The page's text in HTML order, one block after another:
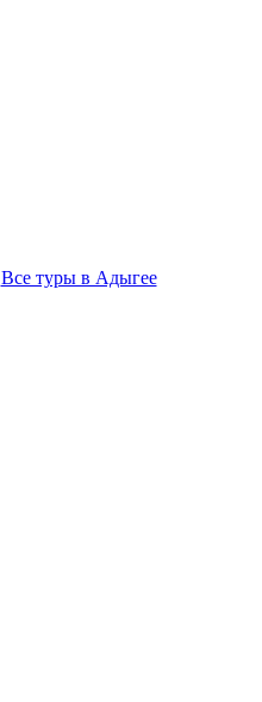
Все туры в Адыгее